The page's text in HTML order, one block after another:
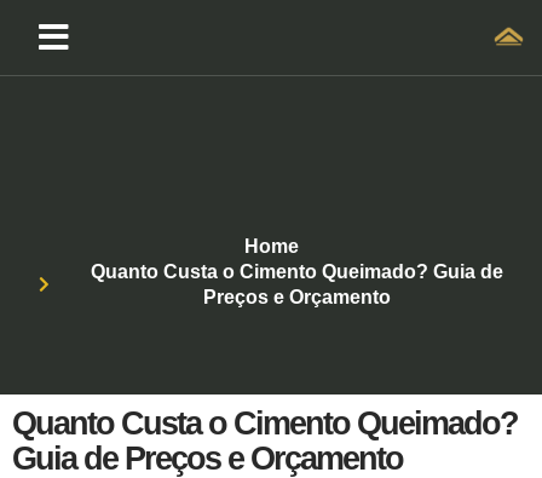
Home
Quanto Custa o Cimento Queimado? Guia de
Preços e Orçamento
Quanto Custa o Cimento Queimado?
Guia de Preços e Orçamento